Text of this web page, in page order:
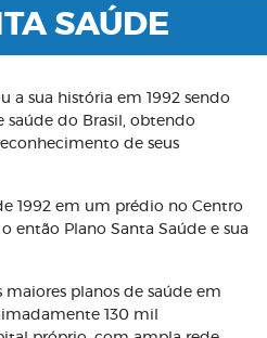
SAÚDE
a sua história em 1992 sendo
saúde do Brasil, obtendo
de seus
1992 em um prédio no Centro
então Plano Santa Saúde e sua
planos de saúde em
130 mil